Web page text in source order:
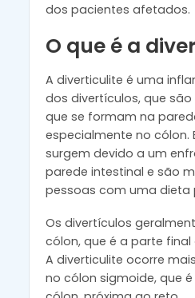
dos pacientes afetados.
O que é a
A diverticulite é uma
dos divertículos, que
que se formam na
especialmente no cólon.
surgem devido a um
parede intestinal e são
pessoas com uma dieta
Os divertículos
cólon, que é a parte final
A diverticulite ocorre
no cólon sigmoide, que